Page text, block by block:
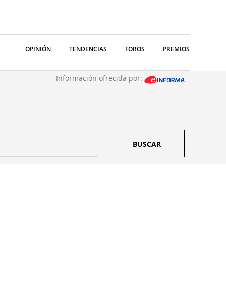
OPINIÓN TENDENCIAS FOROS PREMIOS
Información ofrecida por:
BUSCAR